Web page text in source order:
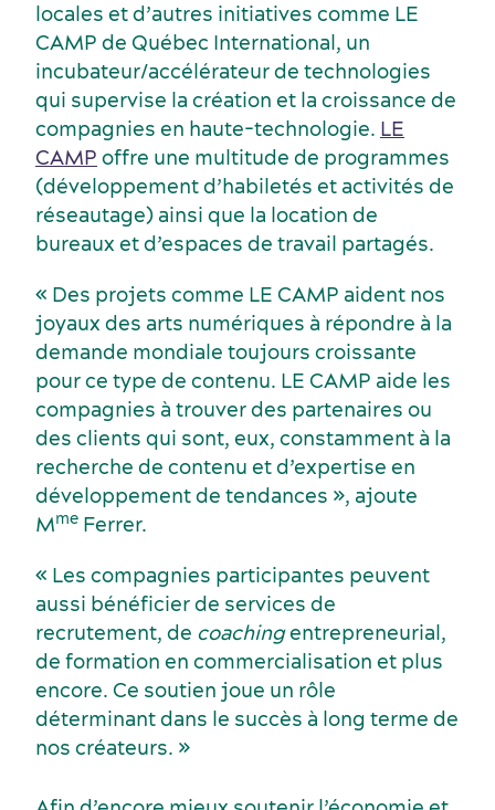
Activités et expériences
Services et outils
locales et d’autres initiatives comme LE
CAMP de Québec International, un
incubateur/accélérateur de technologies
qui supervise la création et la croissance de
compagnies en haute-technologie. LE
CAMP offre une multitude de programmes
(développement d’habiletés et activités de
réseautage) ainsi que la location de
bureaux et d’espaces de travail partagés.
« Des projets comme LE CAMP aident nos
joyaux des arts numériques à répondre à la
demande mondiale toujours croissante
pour ce type de contenu. LE CAMP aide les
compagnies à trouver des partenaires ou
des clients qui sont, eux, constamment à la
recherche de contenu et d’expertise en
développement de tendances », ajoute
Mme Ferrer.
« Les compagnies participantes peuvent
aussi bénéficier de services de
recrutement, de coachingentrepreneurial,
de formation en commercialisation et plus
encore. Ce soutien joue un rôle
déterminant dans le succès à long terme de
nos créateurs. »